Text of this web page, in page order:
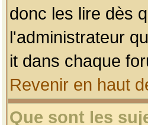
donc les lire dès
l'administrateur
it dans chaque
Revenir en haut
Que sont les